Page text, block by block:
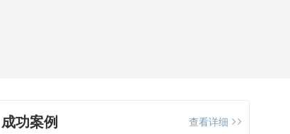
成功案例 查看详细